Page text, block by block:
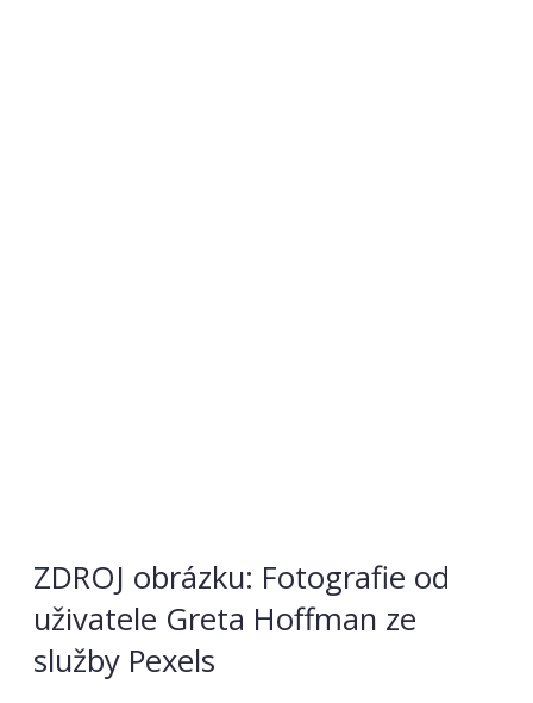
ZDROJ obrázku: Fotografie od
uživatele Greta Hoffman ze
služby Pexels